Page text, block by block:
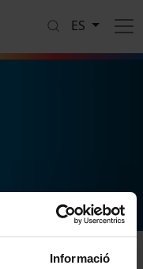
Informació
ES